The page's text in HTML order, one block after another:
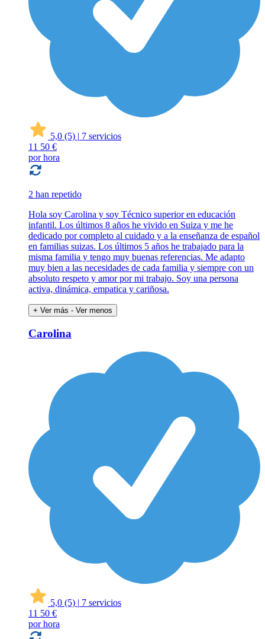
5,0 (5) | 7 servicios
11 50 €
por hora
2 han repetido
Hola soy Carolina y soy Técnico superior en educación
infantil. Los últimos 8 años he vivido en Suiza y me he
dedicado por completo al cuidado y a la enseñanza de español
en familias suizas. Los últimos 5 años he trabajado para la
misma familia y tengo muy buenas referencias. Me adapto
muy bien a las necesidades de cada familia y siempre con un
absoluto respeto y amor por mi trabajo. Soy una persona
activa, dinámica, empatica y cariñosa.
+ Ver más - Ver menos
Carolina
5,0 (5) | 7 servicios
11 50 €
por hora